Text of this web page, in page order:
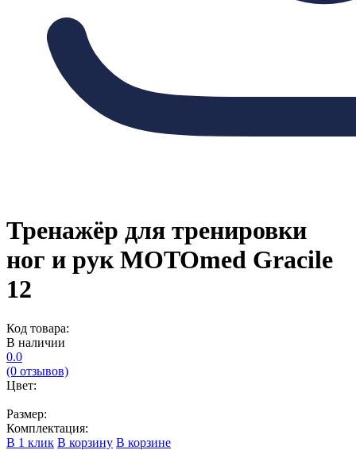
Тренажёр для тренировки
ног и рук MOTOmed Gracile
12
Код товара:
В наличии
0.0
(0 отзывов)
Цвет:
Размер:
Комплектация:
В 1 клик В корзину В корзине